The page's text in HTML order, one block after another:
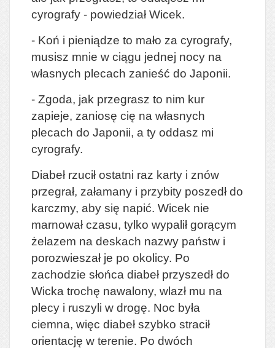
cyrografy - powiedział Wicek.
- Koń i pieniądze to mało za cyrografy,
musisz mnie w ciągu jednej nocy na
własnych plecach zanieść do Japonii.
- Zgoda, jak przegrasz to nim kur
zapieje, zaniosę cię na własnych
plecach do Japonii, a ty oddasz mi
cyrografy.
Diabeł rzucił ostatni raz karty i znów
przegrał, załamany i przybity poszedł do
karczmy, aby się napić. Wicek nie
marnował czasu, tylko wypalił gorącym
żelazem na deskach nazwy państw i
porozwieszał je po okolicy. Po
zachodzie słońca diabeł przyszedł do
Wicka trochę nawalony, wlazł mu na
plecy i ruszyli w drogę. Noc była
ciemna, więc diabeł szybko stracił
orientację w terenie. Po dwóch